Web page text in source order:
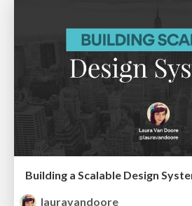
Building a Scalable Design
lauravandoore